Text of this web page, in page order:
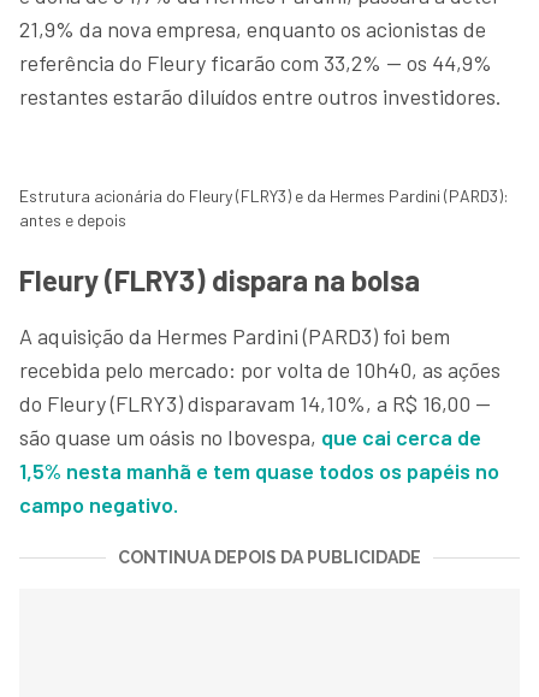
21,9% da nova empresa, enquanto os acionistas de
referência do Fleury ficarão com 33,2% — os 44,9%
restantes estarão diluídos entre outros investidores.
Estrutura acionária do Fleury (FLRY3) e da Hermes Pardini (PARD3):
antes e depois
Fleury (FLRY3) dispara na bolsa
A aquisição da Hermes Pardini (PARD3) foi bem
recebida pelo mercado: por volta de 10h40, as ações
do Fleury (FLRY3) disparavam 14,10%, a R$ 16,00 —
são quase um oásis no Ibovespa, que cai cerca de
1,5% nesta manhã e tem quase todos os papéis no
campo negativo.
CONTINUA DEPOIS DA PUBLICIDADE